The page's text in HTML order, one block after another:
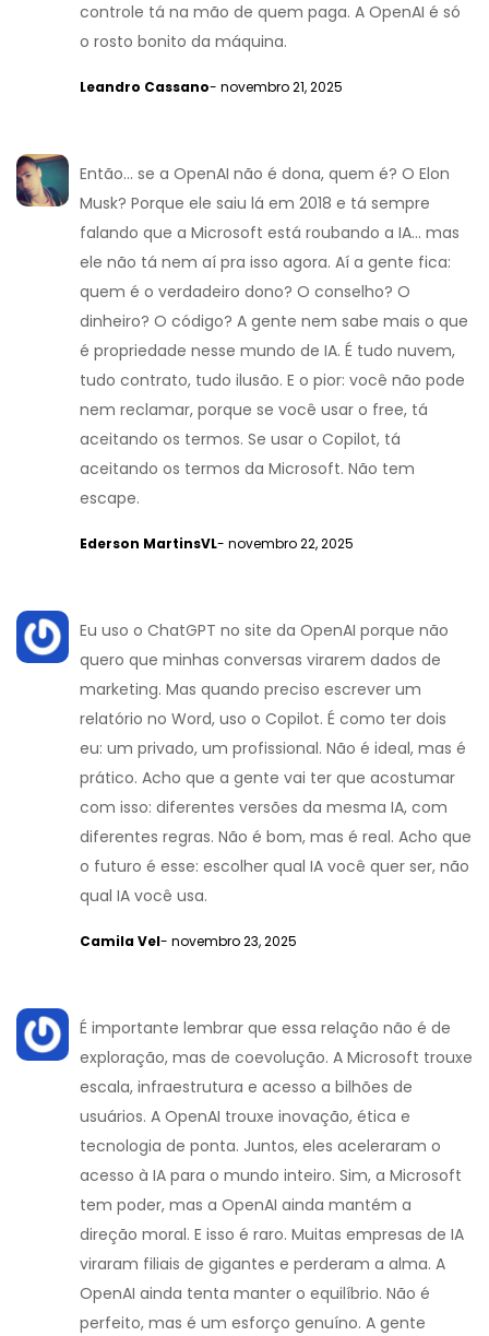
controle tá na mão de quem paga. A OpenAI é só
o rosto bonito da máquina.
Leandro Cassano- novembro 21, 2025
Então... se a OpenAI não é dona, quem é? O Elon
Musk? Porque ele saiu lá em 2018 e tá sempre
falando que a Microsoft está roubando a IA... mas
ele não tá nem aí pra isso agora. Aí a gente fica:
quem é o verdadeiro dono? O conselho? O
dinheiro? O código? A gente nem sabe mais o que
é propriedade nesse mundo de IA. É tudo nuvem,
tudo contrato, tudo ilusão. E o pior: você não pode
nem reclamar, porque se você usar o free, tá
aceitando os termos. Se usar o Copilot, tá
aceitando os termos da Microsoft. Não tem
escape.
Ederson MartinsVL- novembro 22, 2025
Eu uso o ChatGPT no site da OpenAI porque não
quero que minhas conversas virarem dados de
marketing. Mas quando preciso escrever um
relatório no Word, uso o Copilot. É como ter dois
eu: um privado, um profissional. Não é ideal, mas é
prático. Acho que a gente vai ter que acostumar
com isso: diferentes versões da mesma IA, com
diferentes regras. Não é bom, mas é real. Acho que
o futuro é esse: escolher qual IA você quer ser, não
qual IA você usa.
Camila Vel- novembro 23, 2025
É importante lembrar que essa relação não é de
exploração, mas de coevolução. A Microsoft trouxe
escala, infraestrutura e acesso a bilhões de
usuários. A OpenAI trouxe inovação, ética e
tecnologia de ponta. Juntos, eles aceleraram o
acesso à IA para o mundo inteiro. Sim, a Microsoft
tem poder, mas a OpenAI ainda mantém a
direção moral. E isso é raro. Muitas empresas de IA
viraram filiais de gigantes e perderam a alma. A
OpenAI ainda tenta manter o equilíbrio. Não é
perfeito, mas é um esforço genuíno. A gente